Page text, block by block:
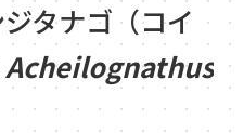
タナゴ（コイ
Acheilognathus